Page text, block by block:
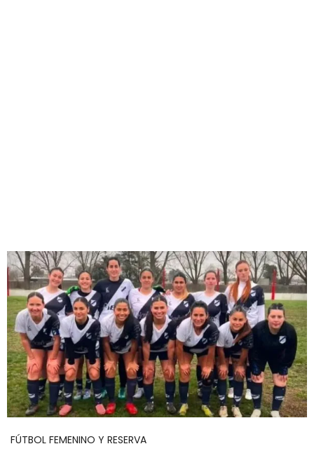
FÚTBOL FEMENINO Y RESERVA